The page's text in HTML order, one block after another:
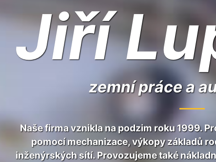
Jiří
zemní práce a
Naše firma vznikla na podzim roku 1999.
pomocí mechanizace, výkopy základů
inženýrských sítí. Provozujeme také